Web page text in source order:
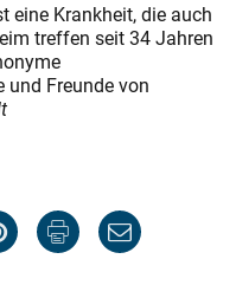
eine Krankheit, die auch
treffen seit 34 Jahren
Freunde von